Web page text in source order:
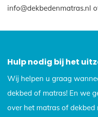
info@dekbedenmatras.nl
Hulp nodig bij het
Wij helpen u graag
dekbed of matras! En we
over het matras of